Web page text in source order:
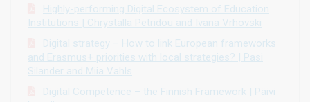
Highly-performing Digital Ecosystem of Education
Institutions | Chrystalla Petridou and Ivana Vrhovski
Digital strategy – How to link European frameworks
and Erasmus+ priorities with local strategies? | Pasi
Silander and Miia Vahls
Digital Competence – the Finnish Framework | Päivi